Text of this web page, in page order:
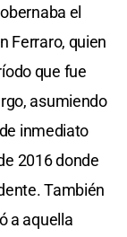
el
Ferraro, quien
que fue
asumiendo
inmediato
2016 donde
También
a aquella